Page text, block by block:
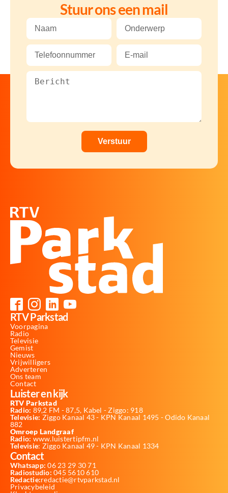
Stuur ons een mail
RTV Parkstad
Voorpagina
Radio
Televisie
Gemist
Nieuws
Vrijwilligers
Adverteren
Ons team
Contact
Luister en kijk
RTV Parkstad
Radio: 89,2 FM - 87,5, Kabel - Ziggo: 918
Televisie: Ziggo Kanaal 43 - KPN Kanaal 1495 - Odido Kanaal
882
Omroep Landgraaf
Radio: www.luistertipfm.nl
Televisie: Ziggo Kanaal 49 - KPN Kanaal 1334
Contact
Whatsapp: 06 23 29 30 71
Radiostudio: 045 5610 610
Redactie:redactie@rtvparkstad.nl
Privacybeleid